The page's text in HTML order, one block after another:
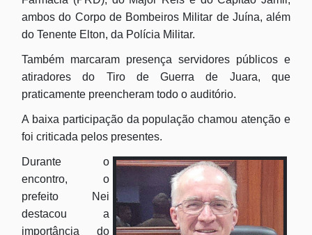
ambos do Corpo de Bombeiros Militar de Juína, além
do Tenente Elton, da Polícia Militar.
Também marcaram presença servidores públicos e
atiradores do Tiro de Guerra de Juara, que
praticamente preencheram todo o auditório.
A baixa participação da população chamou atenção e
foi criticada pelos presentes.
Durante o
encontro, o
prefeito Nei
destacou a
importância do